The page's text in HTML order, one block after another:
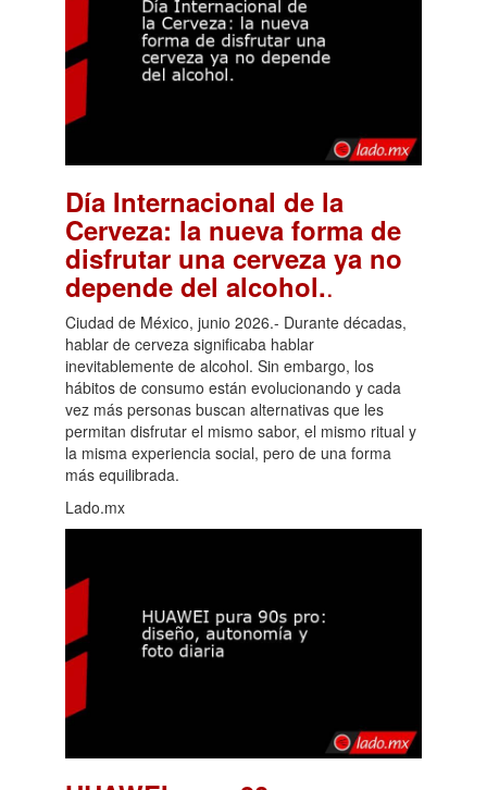
Día Internacional de la
Cerveza: la nueva forma de
disfrutar una cerveza ya no
depende del alcohol..
Ciudad de México, junio 2026.- Durante décadas,
hablar de cerveza significaba hablar
inevitablemente de alcohol. Sin embargo, los
hábitos de consumo están evolucionando y cada
vez más personas buscan alternativas que les
permitan disfrutar el mismo sabor, el mismo ritual y
la misma experiencia social, pero de una forma
más equilibrada.
Lado.mx